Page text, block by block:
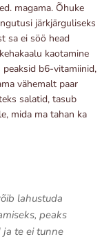
magama. Õhuke
järkjärguliseks
sa ei söö head
kaotamine
b6-vitamiinid,
vähemalt paar
salatid, tasub
mida ma tahan ka
lahustuda
peaks
ja te ei tunne